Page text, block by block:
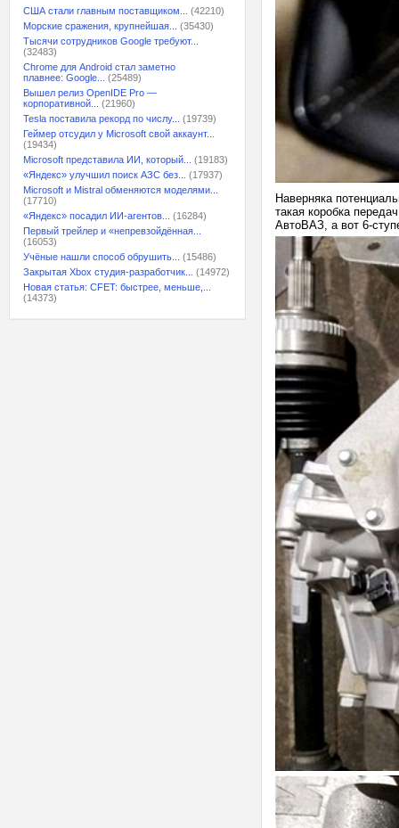
США стали главным поставщиком...
(42210)
Морские сражения, крупнейшая...
(35430)
Тысячи сотрудников Google требуют...
(32483)
Chrome для Android стал заметно
плавнее: Google...
(25489)
Вышел релиз OpenIDE Pro —
корпоративной...
(21960)
Tesla поставила рекорд по числу...
(19739)
Геймер отсудил у Microsoft свой аккаунт...
(19434)
Microsoft представила ИИ, который...
(19183)
«Яндекс» улучшил поиск АЗС без...
(17937)
Microsoft и Mistral обменяются моделями...
(17710)
«Яндекс» посадил ИИ-агентов...
(16284)
Первый трейлер и «непревзойдённая...
(16053)
Учёные нашли способ обрушить...
(15486)
Закрытая Xbox студия-разработчик...
(14972)
Новая статья: CFET: быстрее, меньше,...
(14373)
Наверняка
такая коробка
АвтоВАЗ, а вот 6-